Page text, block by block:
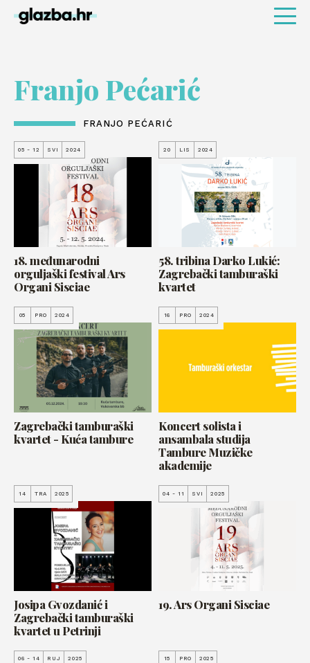
Franjo Pećarić
FRANJO PEĆARIĆ
05 - 12 SVI 2024
18. međunarodni
orguljaški festival Ars
Organi Sisciae
20 LIS 2024
58. tribina Darko Lukić:
Zagrebački tamburaški
kvartet
05 PRO 2024
Zagrebački tamburaški
kvartet - Kuća tambure
16 PRO 2024
Koncert solista i
ansambala studija
Tambure Muzičke
akademije
14 TRA 2025
Josipa Gvozdanić i
Zagrebački tamburaški
kvartet u Petrinji
04 - 11 SVI 2025
19. Ars Organi Sisciae
06 - 14 RUJ 2025 15 PRO 2025